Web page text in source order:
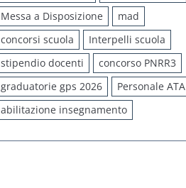
Messa a Disposizione
mad
concorsi scuola
Interpelli scuola
stipendio docenti
concorso PNRR3
graduatorie gps 2026
Personale ATA
abilitazione insegnamento